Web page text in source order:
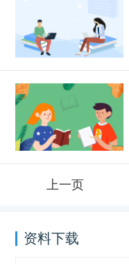
上一页
资料下载